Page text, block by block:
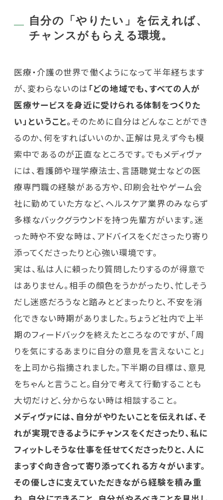
自分の「やりたい」を伝えれば、
チャンスがもらえる環境。
医療・介護の世界で働くようになって半年経ちます
が、変わらないのは 「どの地域でも、すべての人が
医療サービスを身近に受けられる体制をつくりた
い」ということ。そのために自分はどんなことができ
るのか、何をすればいいのか、正解は見えず今も模
索中であるのが正直なところです。でもメディヴァ
には、看護師や理学療法士、言語聴覚士などの医
療専門職の経験がある方や、印刷会社やゲーム会
社に勤めていた方など、ヘルスケア業界のみならず
多様なバックグラウンドを持つ先輩方がいます。迷
った時や不安な時は、アドバイスをくださったり寄り
添ってくださったりと心強い環境です。
実は、私は人に頼ったり質問したりするのが得意で
はありません。相手の顔色をうかがったり、忙しそう
だし迷惑だろうなと踏みとどまったりと、不安を消
化できない時期がありました。ちょうど社内で上半
期のフィードバックを終えたところなのですが、「周
りを気にするあまりに自分の意見を言えないこと」
を上司から指摘されました。下半期の目標は、意見
をちゃんと言うこと。自分で考えて行動することも
大切だけど、分からない時は相談すること。
メディヴァには、自分がやりたいことを伝えれば、そ
れが実現できるようにチャンスをくださったり、私に
フィットしそうな仕事を任せてくださったりと、人に
まっすぐ向き合って寄り添ってくれる方々がいます。
その優しさに支えていただきながら経験を積み重